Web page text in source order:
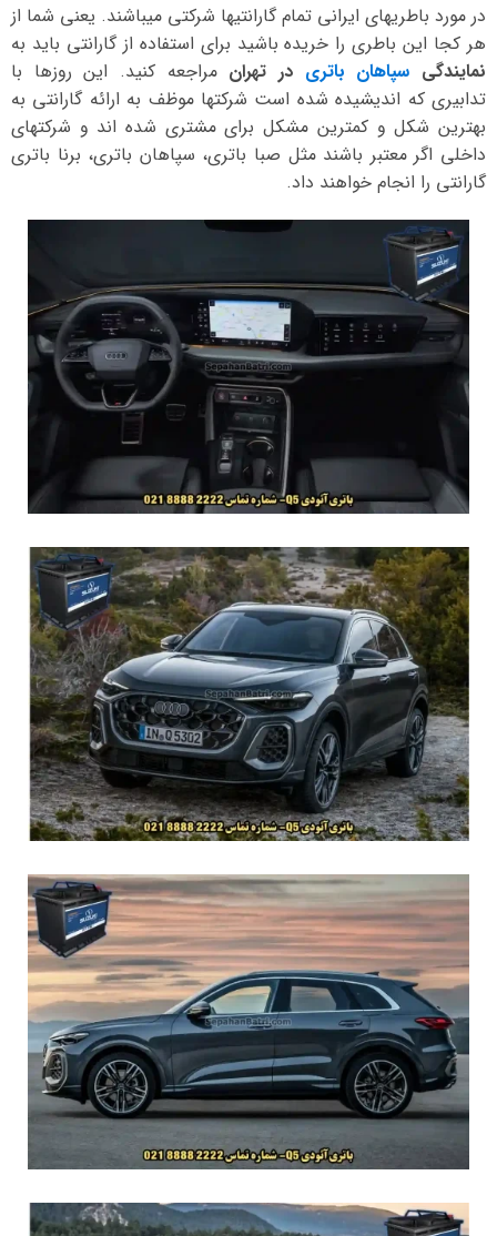
در مورد باطریهای ایرانی تمام گارانتیها شرکتی میباشند. یعنی شما از
هر کجا این باطری را خریده باشید برای استفاده از گارانتی باید به
نمایندگی سپاهان باتری در تهران مراجعه کنید. این روزها با
تدابیری که اندیشیده شده است شرکتها موظف به ارائه گارانتی به
بهترین شکل و کمترین مشکل برای مشتری شده اند و شرکتهای
داخلی اگر معتبر باشند مثل صبا باتری، سپاهان باتری، برنا باتری
گارانتی را انجام خواهند داد.